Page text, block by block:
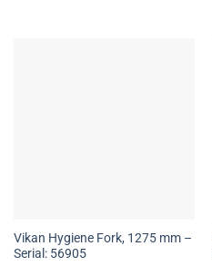
Vikan Hygiene Fork, 1275 mm –
Serial: 56905